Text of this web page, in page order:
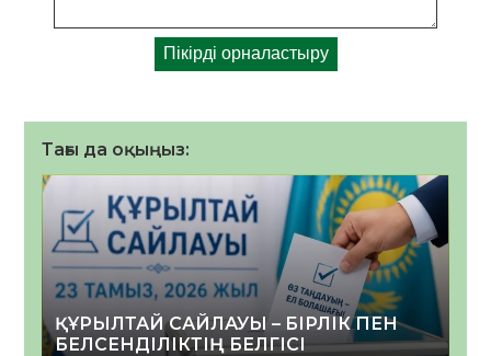
Тағы да оқыңыз:
ҚҰРЫЛТАЙ САЙЛАУЫ – БІРЛІК ПЕН
БЕЛСЕНДІЛІКТІҢ БЕЛГІСІ